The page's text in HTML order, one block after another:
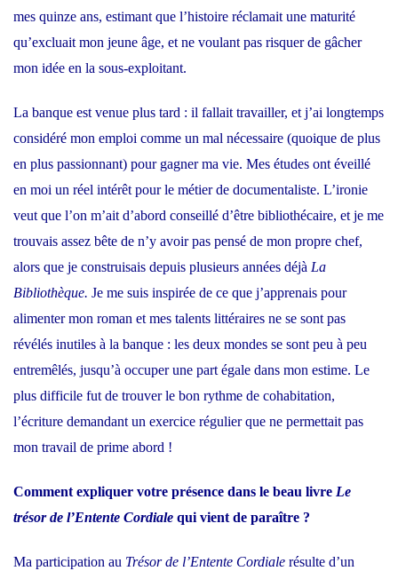
mes quinze ans, estimant que l’histoire réclamait une maturité
qu’excluait mon jeune âge, et ne voulant pas risquer de gâcher
mon idée en la sous-exploitant.
La banque est venue plus tard : il fallait travailler, et j’ai longtemps
considéré mon emploi comme un mal nécessaire (quoique de plus
en plus passionnant) pour gagner ma vie. Mes études ont éveillé
en moi un réel intérêt pour le métier de documentaliste. L’ironie
veut que l’on m’ait d’abord conseillé d’être bibliothécaire, et je me
trouvais assez bête de n’y avoir pas pensé de mon propre chef,
alors que je construisais depuis plusieurs années déjà La
Bibliothèque. Je me suis inspirée de ce que j’apprenais pour
alimenter mon roman et mes talents littéraires ne se sont pas
révélés inutiles à la banque : les deux mondes se sont peu à peu
entremêlés, jusqu’à occuper une part égale dans mon estime. Le
plus difficile fut de trouver le bon rythme de cohabitation,
l’écriture demandant un exercice régulier que ne permettait pas
mon travail de prime abord !
Comment expliquer votre présence dans le beau livre Le
trésor de l’Entente Cordiale qui vient de paraître ?
Ma participation au Trésor de l’Entente Cordiale résulte d’un